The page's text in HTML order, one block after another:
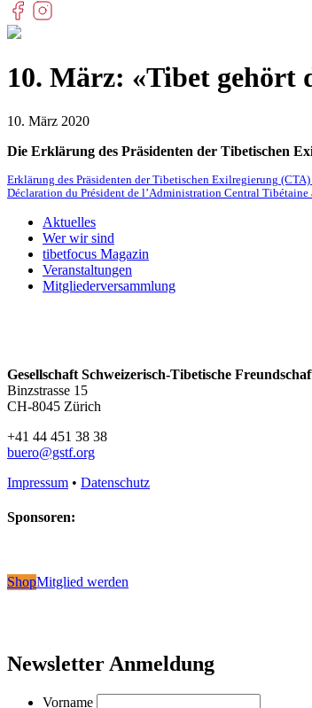
10. März: «Tibet gehört
10. März 2020
Die Erklärung des Präsidenten der Tibetischen
Erklärung des Präsidenten der Tibetischen Exilregierung
Déclaration du Président de l’Administration Central
Aktuelles
Wer wir sind
tibetfocus Magazin
Veranstaltungen
Mitgliederversammlung
Gesellschaft Schweizerisch-Tibetische
Binzstrasse 15
CH-8045 Zürich
+41 44 451 38 38
buero@gstf.org
Impressum • Datenschutz
Sponsoren:
ShopMitglied werden
Newsletter Anmeldung
Vorname